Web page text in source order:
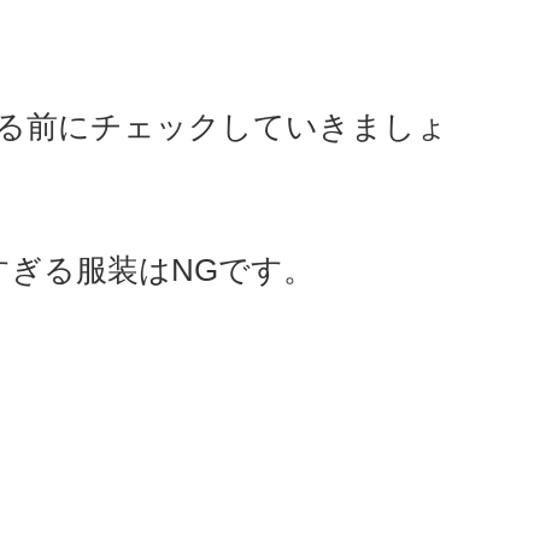
前にチェックしていきましょ
る服装はNGです。